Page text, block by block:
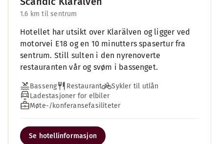
1.6 km til sentrum
Hotellet har utsikt over Klarälven og ligger ved
motorvei E18 og en 10 minutters spasertur fra
sentrum. Still sulten i den nyrenoverte
restauranten vår og svøm i bassenget.
Basseng Restaurant
Sykler til utlån
Ladestasjoner for elbiler
Møte-/konferansefasiliteter
Se hotellinformasjon